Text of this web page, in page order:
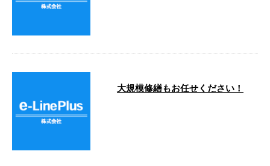
大規模修繕もお任せください！